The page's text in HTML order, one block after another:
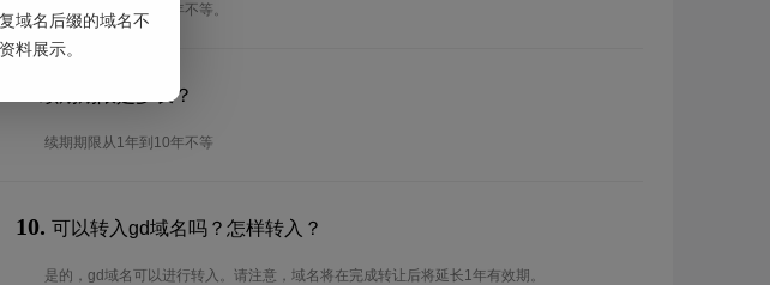
注册期限从1年到10年不等。
续期期限是多长？
续期期限从1年到10年不等
10. 可以转入gd域名吗？怎样转入？
是的，gd域名可以进行转入。请注意，域名将在完成转让后将延长1年有效期。
域名后缀的域名不
料展示。